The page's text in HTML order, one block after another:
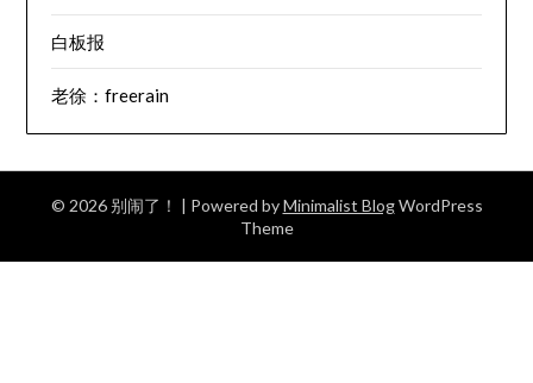
白板报
老徐：freerain
© 2026 别闹了！ | Powered byMinimalist BlogWordPress
Theme